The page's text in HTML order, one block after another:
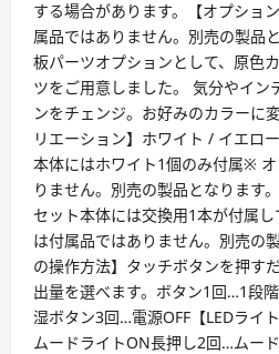
する場合があります。【オプショ
属品ではありません。別売の製品
板パーツオプションとして、原色
ツをご用意しました。 気分やイン
ンをチェンジ。お好みのカラーに
リエーション】ホワイト / イエロ
本体にはホワイト1個のみ付属※
りません。別売の製品となります
セット本体には交換用1本が付属
は付属品ではありません。別売の
の操作方法】タッチボタンを押す
出量を選べます。ボタン1回…1段
湿ボタン3回…電源OFF【LEDライ
ムードライトON長押し2回…ムー